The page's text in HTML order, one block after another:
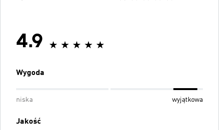
4.9
Wygoda
niska wyjątkowa
Jakość